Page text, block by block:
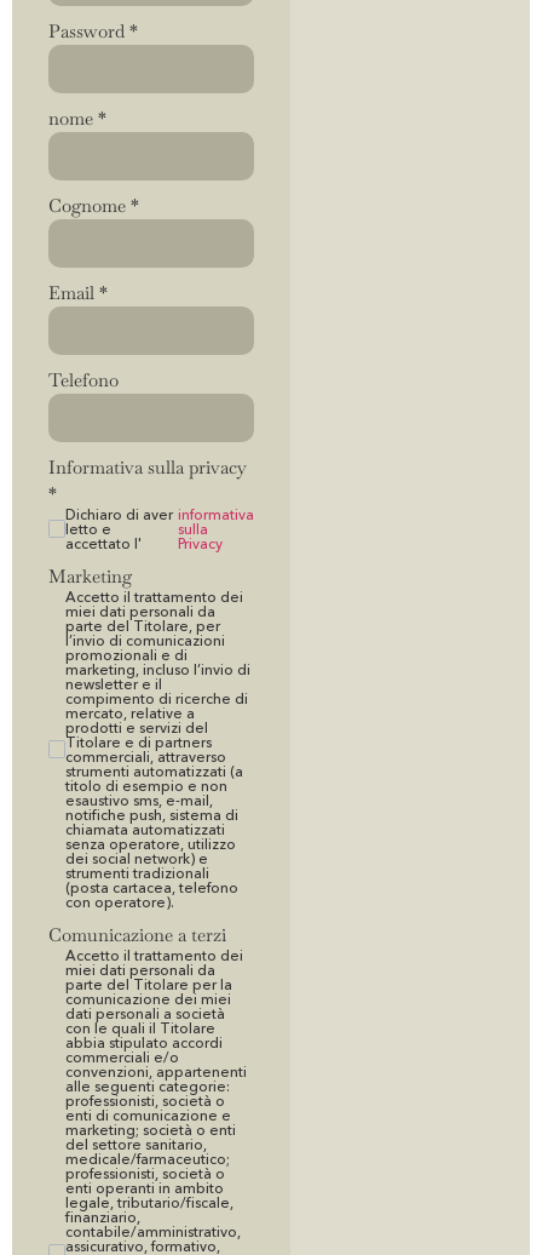
Password *
nome *
Cognome *
Email *
Telefono
Informativa sulla privacy
*
Dichiaro di aver
letto e
accettato l'
informativa
sulla
Privacy
Marketing
Accetto il trattamento dei
miei dati personali da
parte del Titolare, per
l’invio di comunicazioni
promozionali e di
marketing, incluso l’invio di
newsletter e il
compimento di ricerche di
mercato, relative a
prodotti e servizi del
Titolare e di partners
commerciali, attraverso
strumenti automatizzati (a
titolo di esempio e non
esaustivo sms, e-mail,
notifiche push, sistema di
chiamata automatizzati
senza operatore, utilizzo
dei social network) e
strumenti tradizionali
(posta cartacea, telefono
con operatore).
Comunicazione a terzi
Accetto il trattamento dei
miei dati personali da
parte del Titolare per la
comunicazione dei miei
dati personali a società
con le quali il Titolare
abbia stipulato accordi
commerciali e/o
convenzioni, appartenenti
alle seguenti categorie:
professionisti, società o
enti di comunicazione e
marketing; società o enti
del settore sanitario,
medicale/farmaceutico;
professionisti, società o
enti operanti in ambito
legale, tributario/fiscale,
finanziario,
contabile/amministrativo,
assicurativo, formativo,